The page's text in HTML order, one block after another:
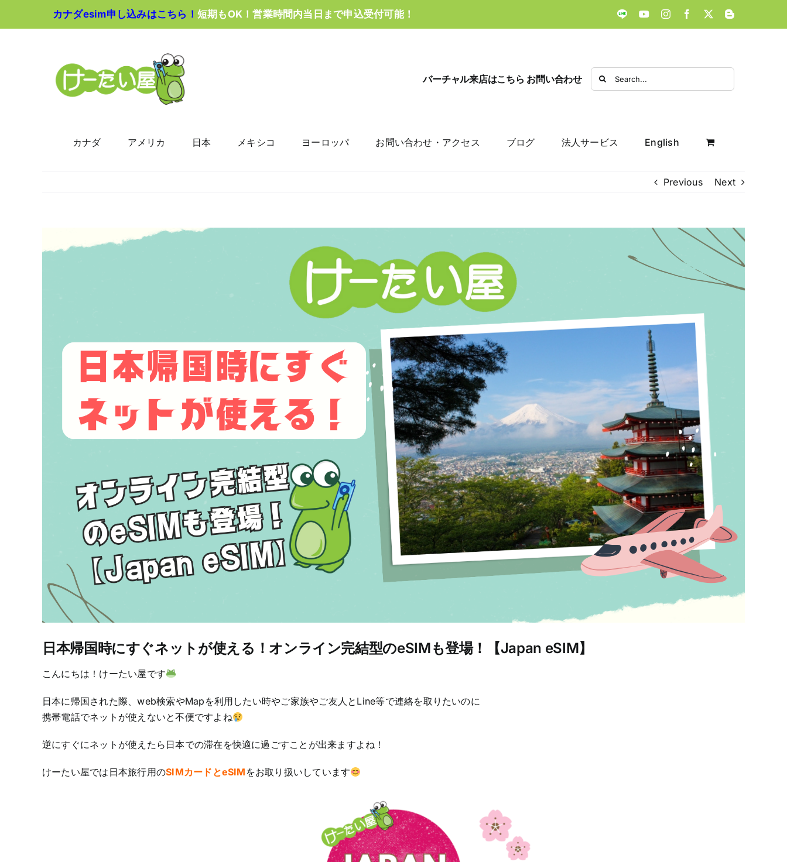
カナダesim申し込みはこちら！ 短期もOK！営業時間内当日まで申込受付可能！ LINE YouTubeInstagramFacebook
X Blogger
バーチャル来店はこちら お問い合わせ
Search
for:
カナダ アメリカ 日本 メキシコ ヨーロッパ お問い合わせ・アクセス ブログ 法人サービス English
Previous Next
Larger
日本帰国時にすぐネットが使える！オンライン完結型のeSIMも登場！【Japan eSIM】
こんにちは！けーたい屋です
日本に帰国された際、web検索やMapを利用したい時やご家族やご友人とLine等で連絡を取りたいのに
携帯電話でネットが使えないと不便ですよね
逆にすぐにネットが使えたら日本での滞在を快適に過ごすことが出来ますよね！
けーたい屋では日本旅行用のSIMカードとeSIM をお取り扱いしています